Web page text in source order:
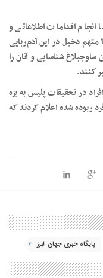
اقدامات اطلاعاتی و
تخصصی و با هماهنگی مقام قضایی، موفق شدند ۴ متهم دخیل در این آدم‌ربایی
شناسایی و آنان را
کنند.
در تحقیقات پلیس به بزه
ربوده شده اعلام کردند که
پایگاه خبری جهان البرز